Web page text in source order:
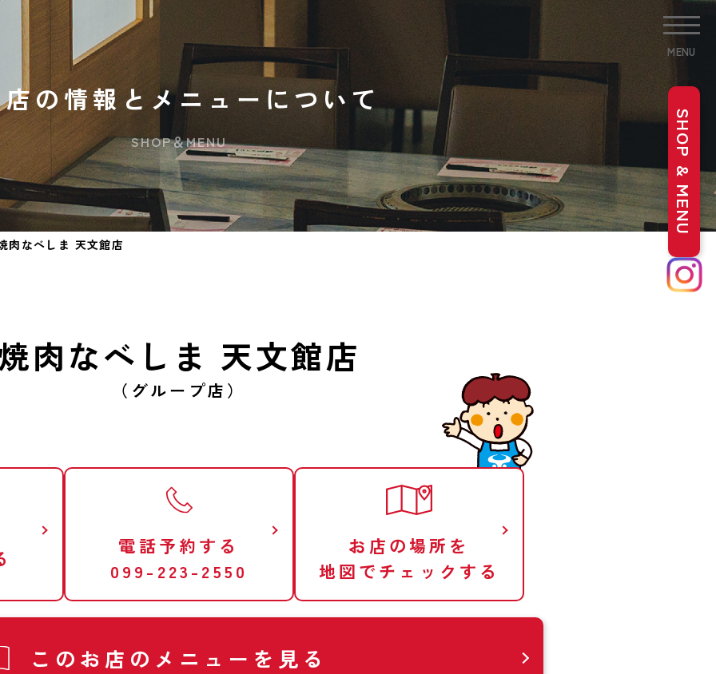
MENU
SHOP & MENU
の情報とメニューについて
SHOP＆MENU
肉なべしま 天文館店
肉なべしま 天文館店
（グループ店）
電話予約する
099-223-2550
お店の場所を
地図でチェックする
このお店の メニューを見る